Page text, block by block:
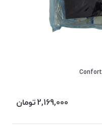
2,169,000تومان